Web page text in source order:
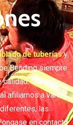
de tuberíasy
Bending siempre
Nuestra
afiliarnos a varios
las
en contacto